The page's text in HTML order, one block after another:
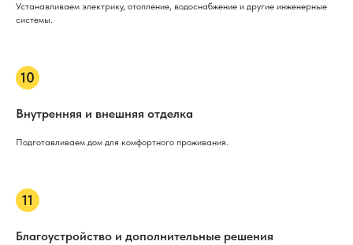
Устанавливаем электрику, отопление, водоснабжение и другие инженерные
системы.
Внутренняя и внешняя отделка
Подготавливаем дом для комфортного проживания.
Благоустройство и дополнительные решения